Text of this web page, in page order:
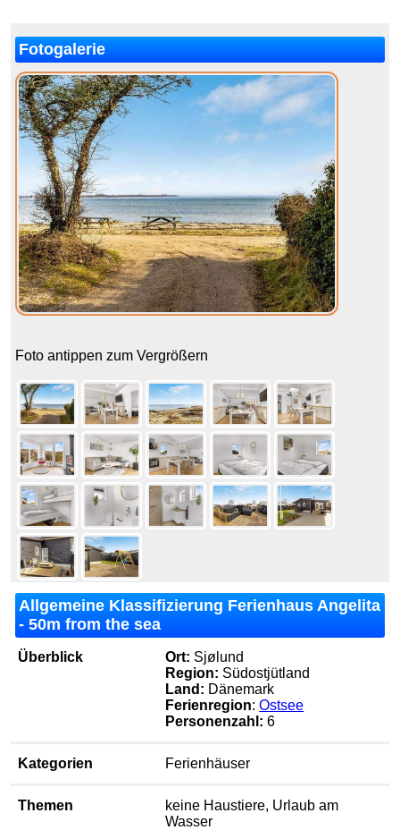
Fotogalerie
Foto antippen zum Vergrößern
Allgemeine Klassifizierung Ferienhaus Angelita
- 50m from the sea
Überblick Ort: Sjølund
Region: Südostjütland
Land: Dänemark
Ferienregion:Ostsee
Personenzahl: 6
Kategorien Ferienhäuser
Themen
keine Haustiere, Urlaub am
Wasser